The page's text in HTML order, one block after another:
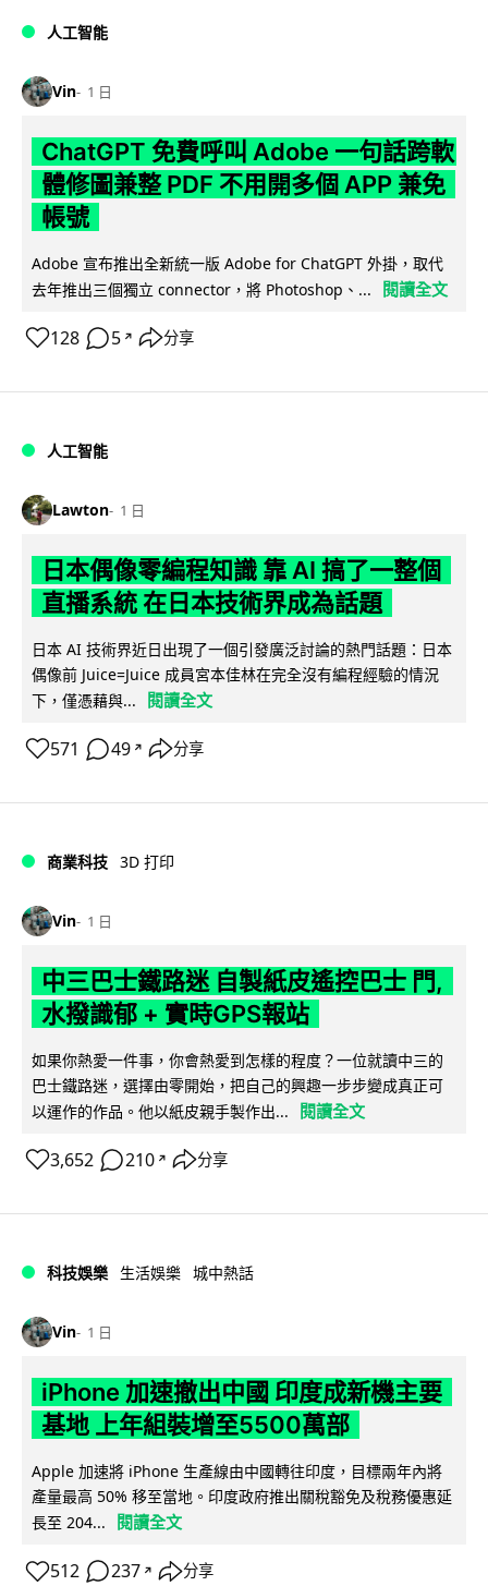
人工智能
Vin 1 日
ChatGPT 免費呼叫 Adobe 一句話跨軟
體修圖兼整 PDF 不用開多個 APP 兼免
帳號
Adobe 宣布推出全新統一版 Adobe for ChatGPT 外掛，取代
去年推出三個獨立 connector，將 Photoshop、...
閱讀全文
128 5 ↗ 分享
人工智能
Lawton 1 日
日本偶像零編程知識 靠 AI 搞了一整個
直播系統 在日本技術界成為話題
日本 AI 技術界近日出現了一個引發廣泛討論的熱門話題：日本
偶像前 Juice=Juice 成員宮本佳林在完全沒有編程經驗的情況
下，僅憑藉與...
閱讀全文
571 49 ↗ 分享
商業科技 3D 打印
Vin 1 日
中三巴士鐵路迷 自製紙皮遙控巴士 門,
水撥識郁 + 實時GPS報站
如果你熱愛一件事，你會熱愛到怎樣的程度？一位就讀中三的
巴士鐵路迷，選擇由零開始，把自己的興趣一步步變成真正可
以運作的作品。他以紙皮親手製作出...
閱讀全文
3,652 210 ↗ 分享
科技娛樂 生活娛樂 城中熱話
Vin 1 日
iPhone 加速撤出中國 印度成新機主要
基地 上年組裝增至5500萬部
Apple 加速將 iPhone 生產線由中國轉往印度，目標兩年內將
產量最高 50% 移至當地。印度政府推出關稅豁免及稅務優惠延
長至 204...
閱讀全文
512 237 ↗ 分享